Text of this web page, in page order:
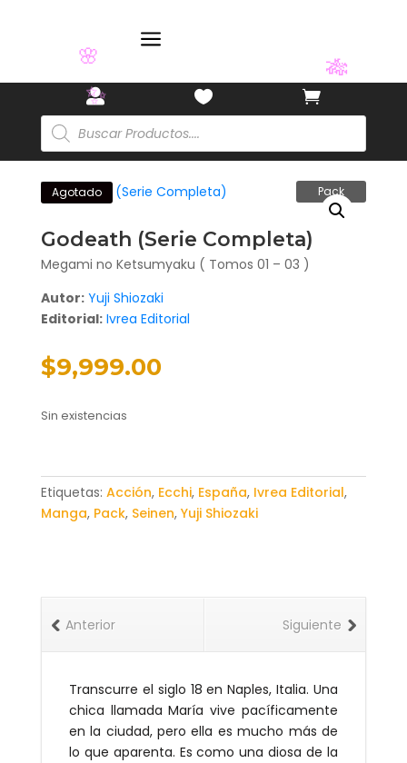
a
 

Búsqueda
de
productos
Agotado Pack
Godeath (Serie Completa)
Megami no Ketsumyaku ( Tomos 01 – 03 )
Autor: Yuji Shiozaki
Editorial: Ivrea Editorial
$9,999.00
Sin existencias
Etiquetas: Acción, Ecchi, España, Ivrea Editorial,
Manga, Pack, Seinen, Yuji Shiozaki
Siguiente
Anterior
Transcurre el siglo 18 en Naples, Italia. Una
chica llamada María vive pacíficamente
en la ciudad, pero ella es mucho más de
lo que aparenta. Es como una diosa de la
🌸
✨